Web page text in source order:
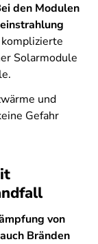
den Modulen
Solarmodule
und
Gefahr
von
Bränden